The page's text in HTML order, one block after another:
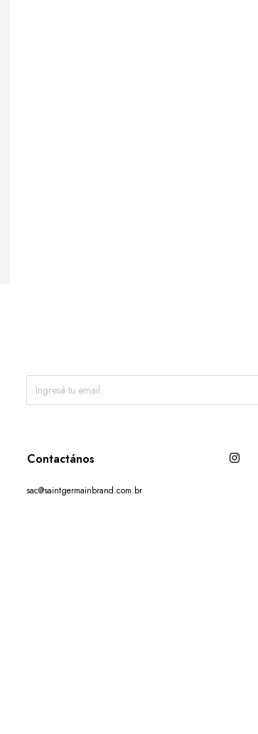
Contactános
sac@saintgermainbrand.com.br